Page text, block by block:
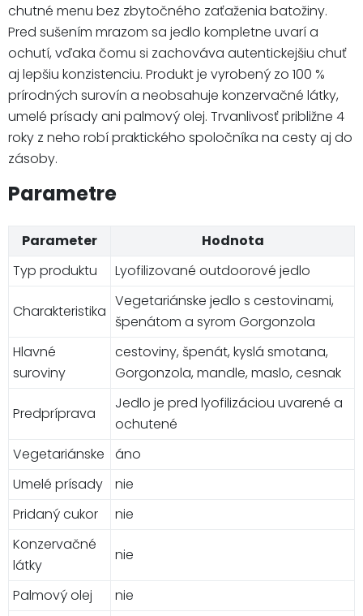
chutné menu bez zbytočného zaťaženia batožiny.
Pred sušením mrazom sa jedlo kompletne uvarí a
ochutí, vďaka čomu si zachováva autentickejšiu chuť
aj lepšiu konzistenciu. Produkt je vyrobený zo 100 %
prírodných surovín a neobsahuje konzervačné látky,
umelé prísady ani palmový olej. Trvanlivosť približne 4
roky z neho robí praktického spoločníka na cesty aj do
zásoby.
Parametre
Parameter
Hodnota
Typ produktu
Lyofilizované outdoorové jedlo
Charakteristika
Vegetariánske jedlo s cestovinami,
špenátom a syrom Gorgonzola
Hlavné
suroviny
cestoviny, špenát, kyslá smotana,
Gorgonzola, mandle, maslo, cesnak
Predpríprava
Jedlo je pred lyofilizáciou uvarené a
ochutené
Vegetariánske
áno
Umelé prísady
nie
Pridaný cukor
nie
Konzervačné
látky
nie
Palmový olej
nie